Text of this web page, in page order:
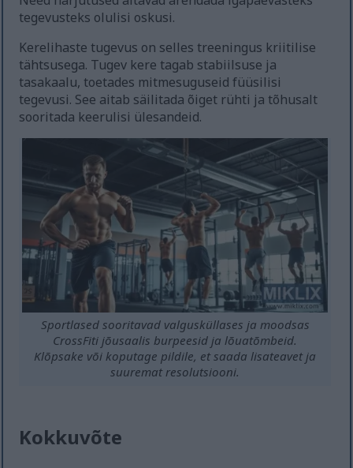
tegevusteks olulisi oskusi.
Kerelihaste tugevus on selles treeningus kriitilise
tähtsusega. Tugev kere tagab stabiilsuse ja
tasakaalu, toetades mitmesuguseid füüsilisi
tegevusi. See aitab säilitada õiget rühti ja tõhusalt
sooritada keerulisi ülesandeid.
Sportlased sooritavad valgusküllases ja moodsas
CrossFiti jõusaalis burpeesid ja lõuatõmbeid.
Klõpsake või koputage pildile, et saada lisateavet ja
suuremat resolutsiooni.
Kokkuvõte